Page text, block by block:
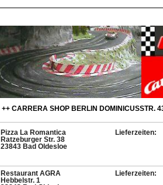
++ CARRERA SHOP BERLIN DOMINICUSSTR.
Pizza La Romantica
Ratzeburger Str. 38
23843 Bad Oldesloe
Lieferzeiten:
Restaurant AGRA
Hebbelstr. 1
Lieferzeiten: